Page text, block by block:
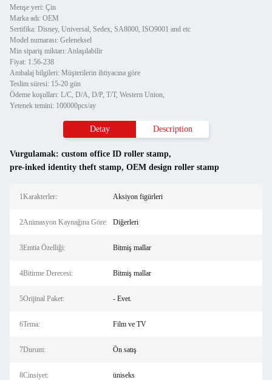
Menşe yeri: Çin
Marka adı: OEM
Sertifika: Disney, Universal, Sedex, SA8000, ISO9001 and etc
Model numarası: Geleneksel
Min sipariş miktarı: Anlaşılabilir
Fiyat: 1.56-238
Ambalaj bilgileri: Müşterilerin ihtiyacına göre
Teslim süresi: 15-20 gün
Ödeme koşulları: L/C, D/A, D/P, T/T, Western Union,
Yetenek temini: 100000pcs/ay
Detay Description
Vurgulamak: custom office ID roller stamp,
pre-inked identity theft stamp, OEM design roller stamp
1Karakterler: Aksiyon figürleri
2Animasyon Kaynağına Göre: Diğerleri
3Emtia Özelliği: Bitmiş mallar
4Bitirme Derecesi: Bitmiş mallar
5Orijinal Paket: - Evet.
6Tema: Film ve TV
7Durum: Ön satış
8Cinsiyet: üniseks